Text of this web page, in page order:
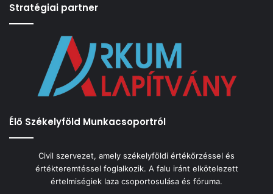
Stratégiai partner
Élő Székelyföld Munkacsoportról
Civil szervezet, amely székelyföldi értékőrzéssel és
értékteremtéssel foglalkozik. A falu iránt elkötelezett
értelmiségiek laza csoportosulása és fóruma.